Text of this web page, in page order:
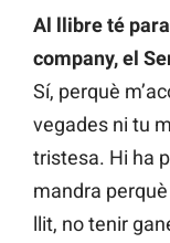
Al llibre té
company, el
Sí, perquè
vegades ni tu
tristesa. Hi ha
mandra
llit, no tenir